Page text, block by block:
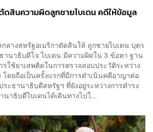
สินความผิดลูกชายไบเดน คดีให้ข้อมูล
างสหรัฐอเมริกาตัดสินให้ ลูกชายไบเดน บุตร
านาธิบดีโจ ไบเดน มีความผิดใน 3 ข้อหา ฐาน
รใช้ยาเสพติดในการตรวจสอบประวัติระหว่าง
ดยถือเป็นครั้งแรกที่มีการดำเนินคดีอาญาต่อ
ะธานาธิบดีสหรัฐฯ ที่ยังอยู่ระหว่างการดำรง
าธิบดีไบเดนได้เดินทางไปใ...